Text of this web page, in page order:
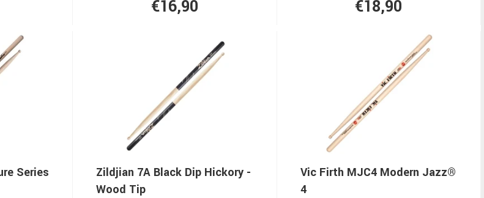
€16,90 €18,90
Series
Zildjian 7A Black Dip Hickory -
Wood Tip
Vic Firth MJC4 Modern Jazz®
4